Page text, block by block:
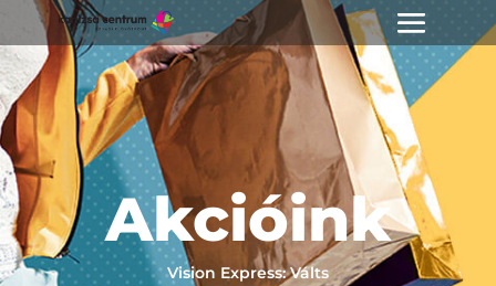
Akcióink
Vision Express: Válts